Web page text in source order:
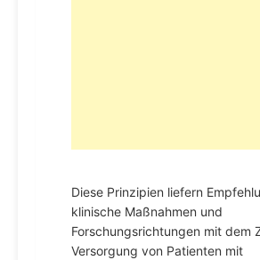
Diese Prinzipien liefern
klinische Maßnahmen und
Forschungsrichtungen mit dem
Versorgung von Patienten mit